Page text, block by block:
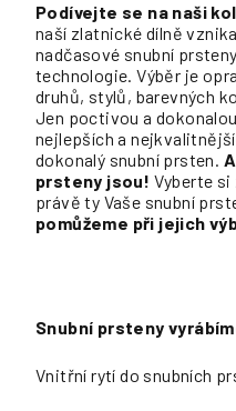
Podívejte se na naši
naší zlatnické dílně
nadčasové snubní
technologie. Výběr je
druhů, stylů, barevných
Jen poctivou a
nejlepších a
dokonalý snubní prsten.
prsteny jsou! Vyberte si
právě ty Vaše snubní
pomůžeme při jejich
Snubní prsteny
Vnitřní rytí do snubních